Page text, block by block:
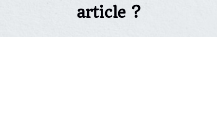
article ?